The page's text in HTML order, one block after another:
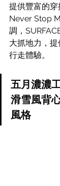
提供豐富的
Never Stop
調，
大抓地力，
行走體驗。
五月濃濃
滑雪風背
風格